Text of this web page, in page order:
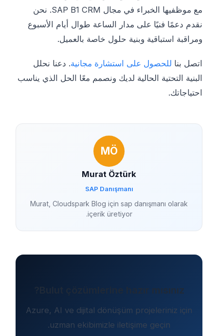
مع موظفيها الخبراء في مجال SAP B1 CRM. نحن
نقدم دعمًا فنيًا على مدار الساعة طوال أيام الأسبوع
ومراقبة استباقية وبنية حلول خاصة بالعميل.
اتصل بنا للحصول على استشارة مجانية. دعنا نحلل
البنية التحتية الحالية لديك ونصمم معًا الحل الذي يناسب
احتياجاتك.
MÖ
Murat Öztürk
SAP Danışmanı
Murat, Cloudspark Blog için sap danışmanı olarak
içerik üretiyor.
Bulut çözümlerine hazır mısınız?
Azure, AI ve dijital dönüşüm projeleriniz için
uzman ekibimizle iletişime geçin.